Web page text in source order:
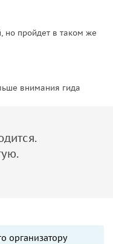
но пройдет в таком же
внимания гида
организатору